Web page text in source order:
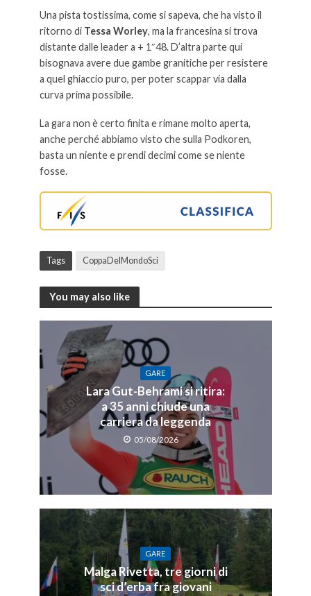
Una pista tostissima, come si sapeva, che ha visto il
ritorno di Tessa Worley, ma la francesina si trova
distante dalle leader a + 1″48. D’altra parte qui
bisognava avere due gambe granitiche per resistere
a quel ghiaccio puro, per poter scappar via dalla
curva prima possibile.
La gara non è certo finita e rimane molto aperta,
anche perché abbiamo visto che sulla Podkoren,
basta un niente e prendi decimi come se niente
fosse.
Tags CoppaDelMondoSci
You may also like
GARE
Lara Gut-Behrami si ritira:
a 35 anni chiude una
carriera da leggenda
05/08/2026
GARE
Malga Rivetta, tre giorni di
sci d’erba fra giovani